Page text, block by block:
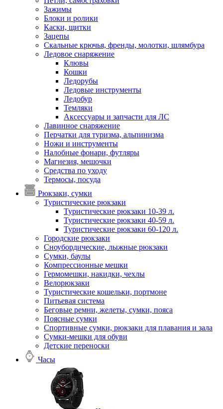
Зажимы
Блоки и ролики
Каски, щитки
Зацепы
Скальные крючья, френды, молотки, шлямбура
Ледовое снаряжение
Клювы
Кошки
Ледорубы
Ледовые инструменты
Ледобур
Темляки
Аксессуары и запчасти для ЛС
Лавинное снаряжение
Перчатки для туризма, альпинизма
Ножи и инструменты
Налобные фонари, футляры
Магнезия, мешочки
Средства по уходу
Термосы, посуда
Рюкзаки, сумки
Туристические рюкзаки
Туристические рюкзаки 10-39 л.
Туристические рюкзаки 40-59 л.
Туристические рюкзаки 60-120 л.
Городские рюкзаки
Сноубордические, лыжные рюкзаки
Сумки, баулы
Компрессионные мешки
Гермомешки, накидки, чехлы
Велорюкзаки
Туристические кошельки, портмоне
Питьевая система
Беговые ремни, желеты, сумки, пояса
Поясные сумки
Спортивные сумки, рюкзаки для плавания и зала
Сумки-мешки для обуви
Детские переноски
Часы